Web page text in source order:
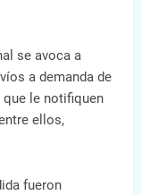
se avoca a
a demanda de
que le notifiquen
ellos,
fueron